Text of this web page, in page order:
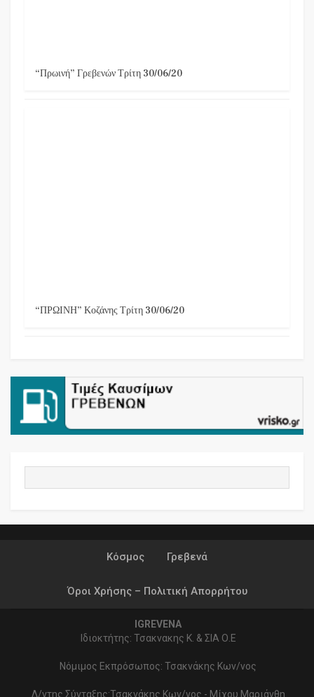
“Πρωινή” Γρεβενών Τρίτη 30/06/20
“ΠΡΩΙΝΗ” Κοζάνης Τρίτη 30/06/20
Κόσμος Γρεβενά
Όροι Χρήσης – Πολιτική Απορρήτου
IGREVENA
Ιδιοκτήτης: Τσακνακης Κ. & ΣΙΑ Ο.Ε
Νόμιμος Εκπρόσωπος: Τσακνάκης Κων/νος
Δ/ντης Σύνταξης:Τσακνάκης Κων/νος - Μίχου Μαριάνθη